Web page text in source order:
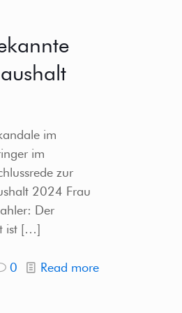
im
im
zur
2024 Frau
Der
ist[…]
0 Read more